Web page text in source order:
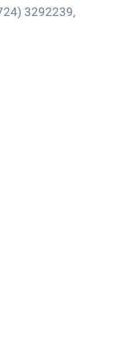
3292239,